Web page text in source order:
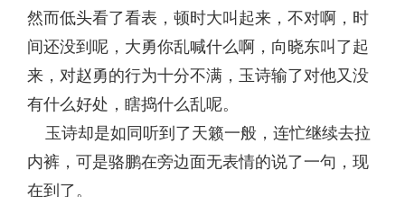
然而低头看了看表，顿时大叫起来，不对啊，时
间还没到呢，大勇你乱喊什么啊，向晓东叫了起
来，对赵勇的行为十分不满，玉诗输了对他又没
有什么好处，瞎捣什么乱呢。
玉诗却是如同听到了天籁一般，连忙继续去拉
内裤，可是骆鹏在旁边面无表情的说了一句，现
在到了。